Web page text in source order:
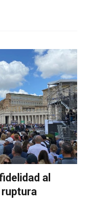
al
ruptura